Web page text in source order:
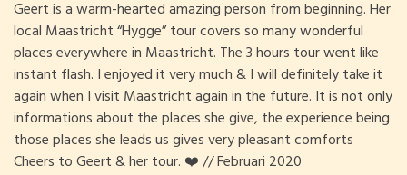
Geert is a warm-hearted amazing person from beginning. Her
local Maastricht “Hygge” tour covers so many wonderful
places everywhere in Maastricht. The 3 hours tour went like
instant flash. I enjoyed it very much & I will definitely take it
again when I visit Maastricht again in the future. It is not only
informations about the places she give, the experience being
those places she leads us gives very pleasant comforts
Cheers to Geert & her tour. ❤️ // Februari 2020